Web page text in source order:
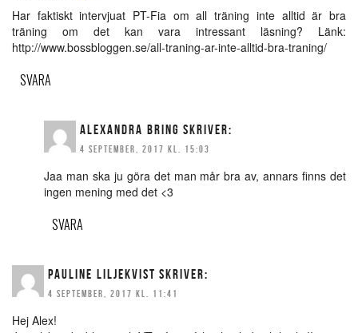
Har faktiskt intervjuat PT-Fia om all träning inte alltid är bra
träning om det kan vara intressant läsning? Länk:
http://www.bossbloggen.se/all-traning-ar-inte-alltid-bra-traning/
SVARA
ALEXANDRA BRING SKRIVER:
4 SEPTEMBER, 2017 KL. 15:03
Jaa man ska ju göra det man mår bra av, annars finns det
ingen mening med det <3
SVARA
PAULINE LILJEKVIST SKRIVER:
4 SEPTEMBER, 2017 KL. 11:41
Hej Alex!